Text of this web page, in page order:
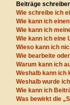
Beiträge
Wie schreibe ich
Wie kann ich
Wie kann ich
Wie kann ich eine
Wieso kann ich
Wie bearbeite
Warum kann ich
Weshalb kann ich
Weshalb wurde
Wie kann ich
Was bewirkt die